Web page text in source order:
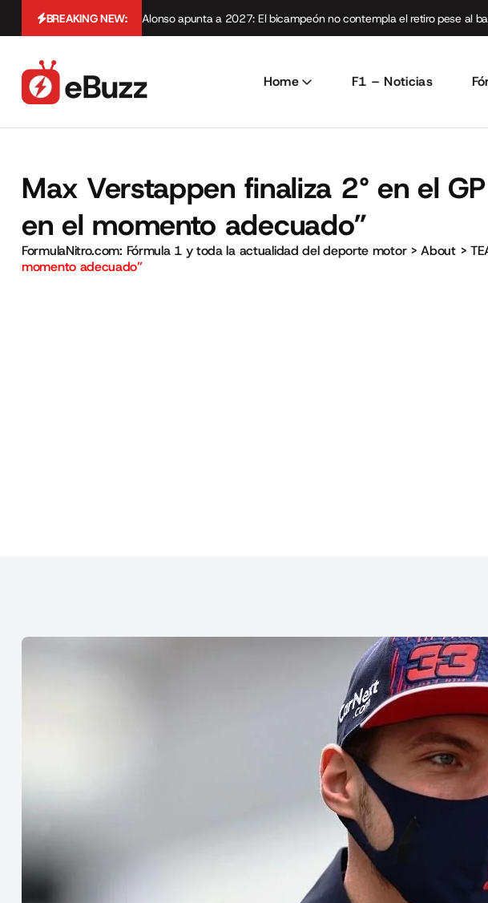
BREAKING NEW: Alonso apunta a 2027: El bicampeón no contempla el retiro pese al
Home F1 – Noticias
Max Verstappen finaliza 2° en el
en el momento adecuado”
FormulaNitro.com: Fórmula 1 y toda la actualidad del deporte motor>About>
momento adecuado”